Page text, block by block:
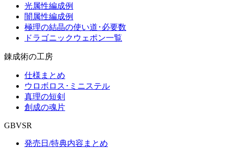
光属性編成例
闇属性編成例
極理の結晶の使い道･必要数
ドラゴニックウェポン一覧
錬成術の工房
仕様まとめ
ウロボロス･ミニステル
真理の短剣
創成の魂片
GBVSR
発売日/特典内容まとめ